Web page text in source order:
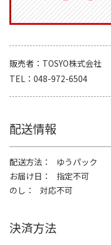
販売者
TOSYO株式会社
TEL
048-972-6504
配送情報
配送方法
ゆうパック
お届け日
指定不可
のし
対応不可
決済方法